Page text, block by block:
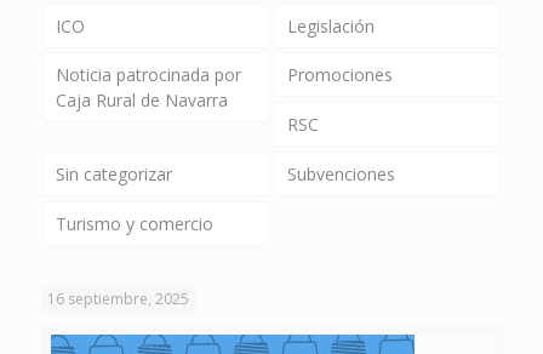
ICO Legislación
Noticia patrocinada por
Caja Rural de Navarra
Promociones
RSC
Sin categorizar Subvenciones
Turismo y comercio
16 septiembre, 2025